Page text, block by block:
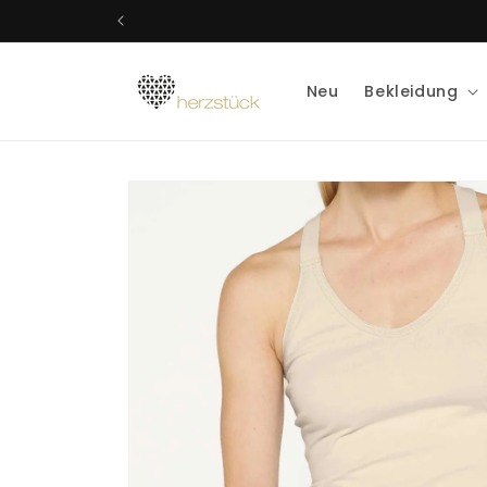
Inhalt
Neu Bekleidung